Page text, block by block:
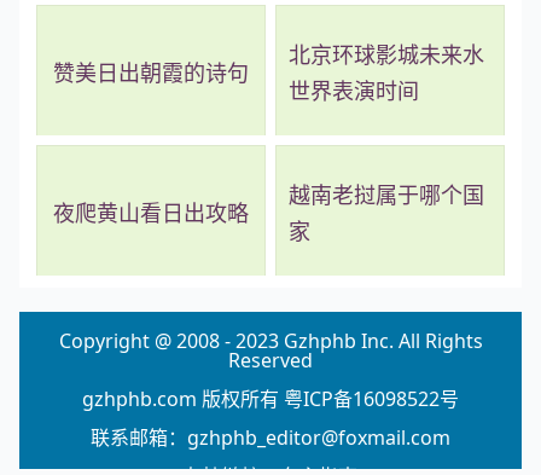
赞美日出朝霞的诗句
北京环球影城未来水
世界表演时间
夜爬黄山看日出攻略
越南老挝属于哪个国
家
Copyright @ 2008 - 2023 Gzhphb Inc. All Rights
Reserved
gzhphb.com 版权所有 粤ICP备16098522号
联系邮箱：gzhphb_editor@foxmail.com